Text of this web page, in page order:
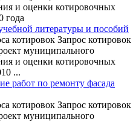
и оценки котировочных
года
литературы и пособий
котировок Запрос котировок
муниципального
и оценки котировочных
...
работ по ремонту фасада
котировок Запрос котировок
муниципального